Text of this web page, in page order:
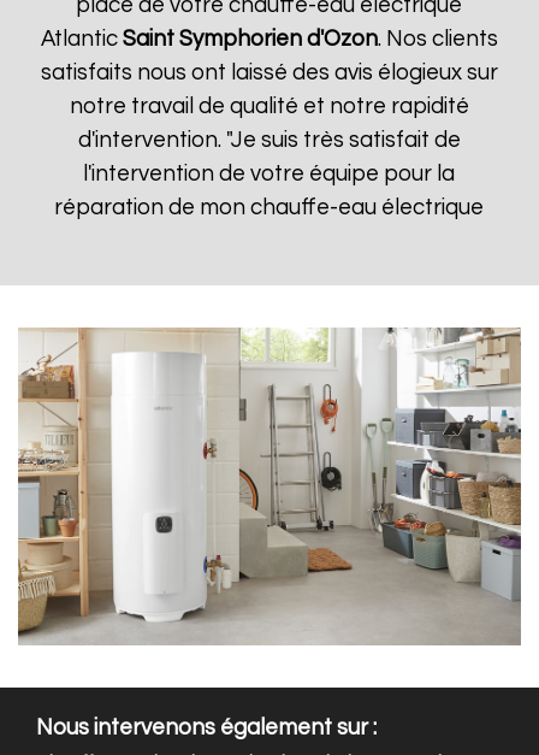
place de votre chauffe-eau électrique
Atlantic Saint Symphorien d'Ozon. Nos clients
satisfaits nous ont laissé des avis élogieux sur
notre travail de qualité et notre rapidité
d'intervention. "Je suis très satisfait de
l'intervention de votre équipe pour la
réparation de mon chauffe-eau électrique
Nous intervenons également sur :